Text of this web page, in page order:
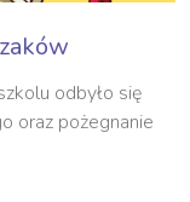
odbyło się
oraz pożegnanie